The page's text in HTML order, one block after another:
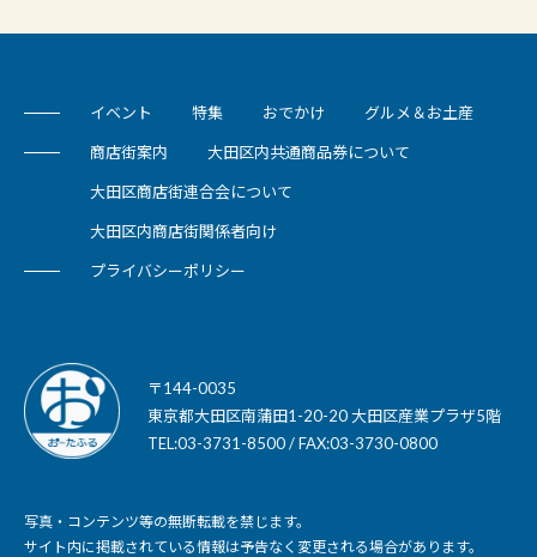
イベント 特集 おでかけ グルメ＆お土産
商店街案内 大田区内共通商品券について
大田区商店街連合会について
大田区内商店街関係者向け
プライバシーポリシー
〒144-0035
東京都大田区南蒲田1-20-20 大田区産業プラザ5階
TEL:03-3731-8500 / FAX:03-3730-0800
写真・コンテンツ等の無断転載を禁じます。
サイト内に掲載されている情報は予告なく変更される場合があります。